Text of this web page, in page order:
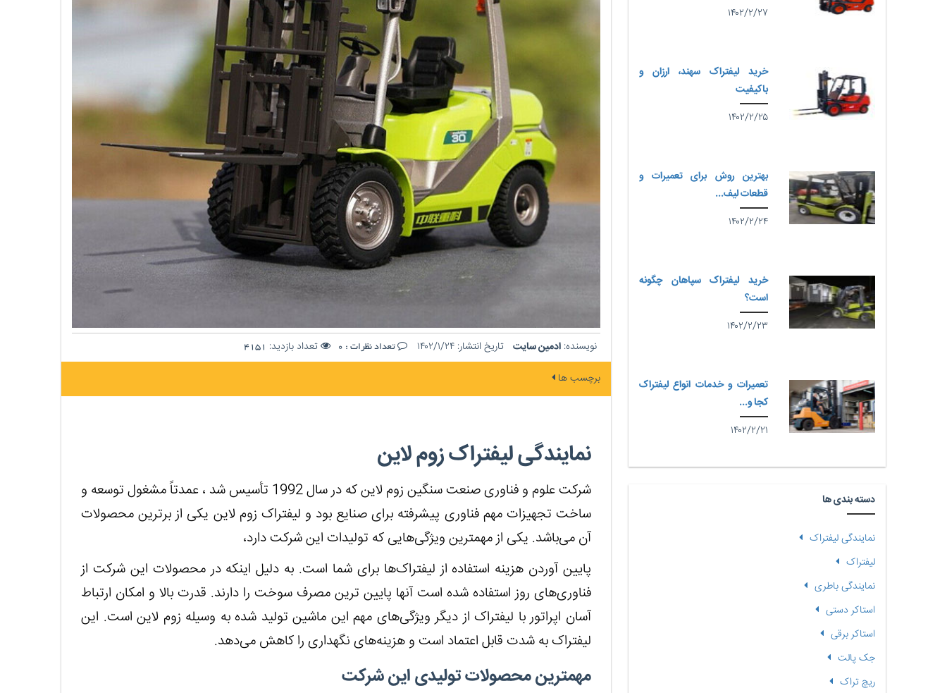
نویسنده: ادمین سایت تاریخ انتشار: ۱۴۰۲/۱/۲۴ تعداد نظرات : 0 تعداد بازدید: 4151
برچسب ها
نمایندگی لیفتراک زوم لاین
شرکت علوم و فناوری صنعت سنگین زوم لاین که در سال 1992 تأسیس شد ، عمدتاً مشغول توسعه و
ساخت تجهیزات مهم فناوری پیشرفته برای صنایع بود و لیفتراک زوم لاین یکی از برترین محصولات
آن می‌باشد. یکی از مهمترین ویژگی‌هایی که تولیدات این شرکت دارد،
پایین آوردن هزینه استفاده از لیفتراک‌ها برای شما است. به دلیل اینکه در محصولات این شرکت از
فناوری‌های روز استفاده شده است آنها پایین ترین مصرف سوخت را دارند. قدرت بالا و امکان ارتباط
آسان اپراتور با لیفتراک از دیگر ویژگی‌های مهم این ماشین تولید شده به وسیله زوم لاین است. این
لیفتراک به شدت قابل اعتماد است و هزینه‌های نگهداری را کاهش می‌دهد.
مهمترین محصولات تولیدی این شرکت
۱۴۰۲/۲/۲۷
خرید لیفتراک سهند، ارزان و
باکیفیت
۱۴۰۲/۲/۲۵
بهترین روش برای تعمیرات و
قطعات لیف...
۱۴۰۲/۲/۲۴
خرید لیفتراک سپاهان چگونه
است؟
۱۴۰۲/۲/۲۳
تعمیرات و خدمات انواع لیفتراک
کجا و...
۱۴۰۲/۲/۲۱
دسته بندی ها
نمایندگی لیفتراک
لیفتراک
نمایندگی باطری
استاکر دستی
استاکر برقی
جک پالت
ریچ تراک